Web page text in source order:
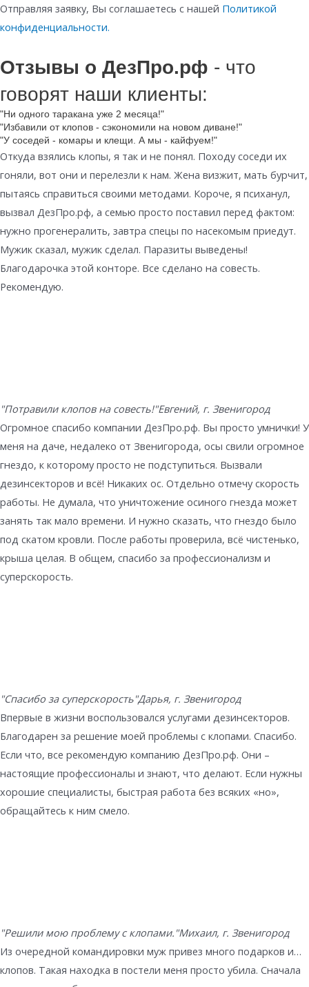
Отправляя заявку, Вы соглашаетесь с нашей Политикой
конфиденциальности.
Отзывы о ДезПро.рф - что
говорят наши клиенты:
"Ни одного таракана уже 2 месяца!"
"Избавили от клопов - сэкономили на новом диване!"
"У соседей - комары и клещи. А мы - кайфуем!"
Откуда взялись клопы, я так и не понял. Походу соседи их
гоняли, вот они и перелезли к нам. Жена визжит, мать бурчит,
пытаясь справиться своими методами. Короче, я психанул,
вызвал ДезПро.рф, а семью просто поставил перед фактом:
нужно прогенералить, завтра спецы по насекомым приедут.
Мужик сказал, мужик сделал. Паразиты выведены!
Благодарочка этой конторе. Все сделано на совесть.
Рекомендую.
"Потравили клопов на совесть!"Евгений, г. Звенигород
Огромное спасибо компании ДезПро.рф. Вы просто умнички! У
меня на даче, недалеко от Звенигорода, осы свили огромное
гнездо, к которому просто не подступиться. Вызвали
дезинсекторов и всё! Никаких ос. Отдельно отмечу скорость
работы. Не думала, что уничтожение осиного гнезда может
занять так мало времени. И нужно сказать, что гнездо было
под скатом кровли. После работы проверила, всё чистенько,
крыша целая. В общем, спасибо за профессионализм и
суперскорость.
"Спасибо за суперскорость"Дарья, г. Звенигород
Впервые в жизни воспользовался услугами дезинсекторов.
Благодарен за решение моей проблемы с клопами. Спасибо.
Если что, все рекомендую компанию ДезПро.рф. Они –
настоящие профессионалы и знают, что делают. Если нужны
хорошие специалисты, быстрая работа без всяких «но»,
обращайтесь к ним смело.
"Решили мою проблему с клопами."Михаил, г. Звенигород
Из очередной командировки муж привез много подарков и…
клопов. Такая находка в постели меня просто убила. Сначала